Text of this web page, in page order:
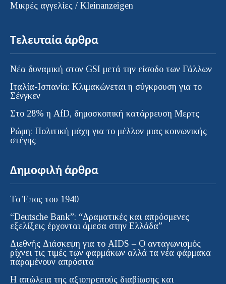
Μικρές αγγελίες / Kleinanzeigen
Τελευταία άρθρα
Νέα δυναμική στον GSI μετά την είσοδο των Γάλλων
Ιταλία-Ισπανία: Κλιμακώνεται η σύγκρουση για το
Σένγκεν
Στο 28% η AfD, δημοσκοπική κατάρρευση Μερτς
Ρώμη: Πολιτική μάχη για το μέλλον μιας κοινωνικής
στέγης
Δημοφιλή άρθρα
Το Έπος του 1940
“Deutsche Bank”: “Δραματικές και απρόσμενες
εξελίξεις έρχονται άμεσα στην Ελλάδα”
Διεθνής Διάσκεψη για το AIDS – Ο ανταγωνισμός
ρίχνει τις τιμές των φαρμάκων αλλά τα νέα φάρμακα
παραμένουν απρόσιτα
Η απώλεια της αξιοπρεπούς διαβίωσης και